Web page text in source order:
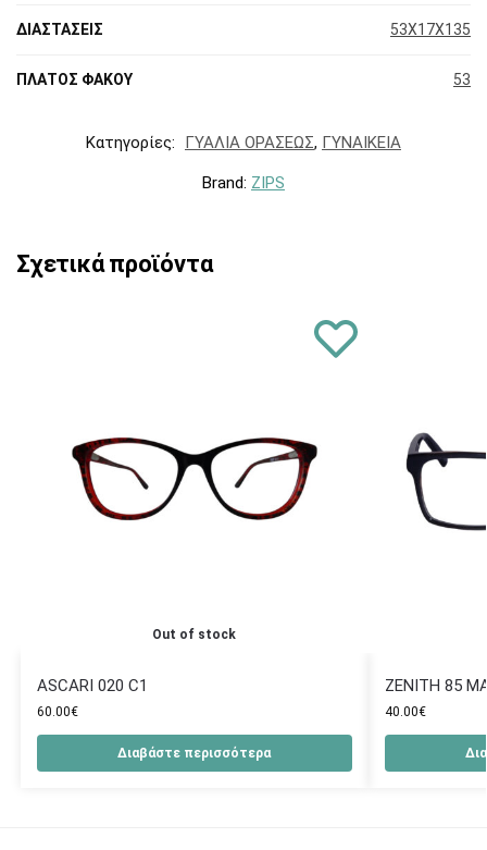
ΔΙΑΣΤΑΣΕΙΣ 53X17X135
ΠΛΑΤΟΣ ΦΑΚΟΥ 53
Κατηγορίες: ΓΥΑΛΙΑ ΟΡΑΣΕΩΣ, ΓΥΝΑΙΚΕΙΑ
Brand: ZIPS
Σχετικά προϊόντα
Out of stock
ASCARI 020 C1
60.00€
Διαβάστε περισσότερα
ZENITH 85
40.00€